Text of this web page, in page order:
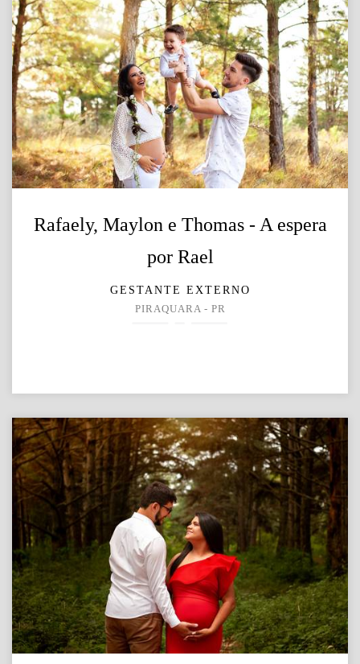
Rafaely, Maylon e Thomas - A espera
por Rael
GESTANTE EXTERNO
PIRAQUARA - PR